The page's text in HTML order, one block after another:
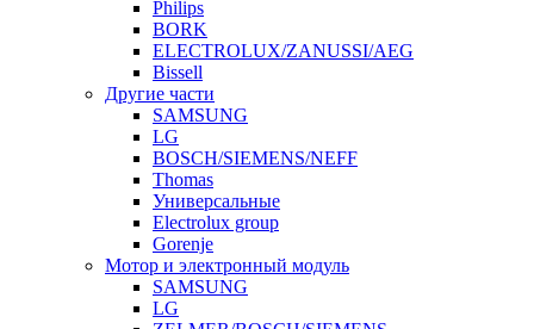
Philips
BORK
ELECTROLUX/ZANUSSI/AEG
Bissell
Другие части
SAMSUNG
LG
BOSCH/SIEMENS/NEFF
Thomas
Универсальные
Electrolux group
Gorenje
Мотор и электронный модуль
SAMSUNG
LG